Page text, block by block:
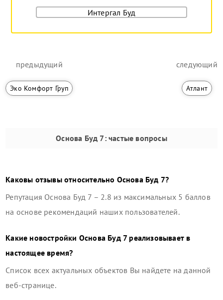
Интергал Буд
предыдущий
Эко Комфорт Груп
следующий
Атлант
Основа Буд 7: частые вопросы
Каковы отзывы относительно Основа Буд 7?
Репутация Основа Буд 7 – 2.8 из максимальных 5 баллов
на основе рекомендаций наших пользователей.
Какие новостройки Основа Буд 7реализовывает в
настоящее время?
Список всех актуальных объектов Вы найдете на данной
веб-странице.